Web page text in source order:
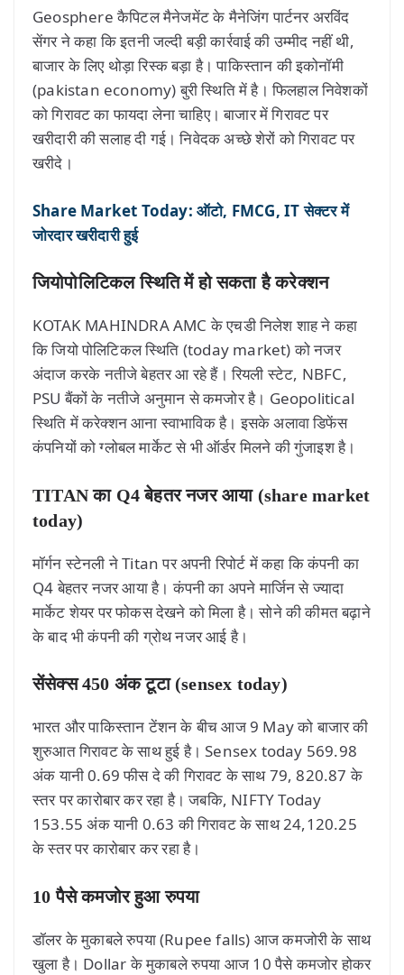
Geosphere कैपिटल मैनेजमेंट के मैनेजिंग पार्टनर अरविंद
सेंगर ने कहा कि इतनी जल्दी बड़ी कार्रवाई की उम्मीद नहीं थी,
बाजार के लिए थोड़ा रिस्क बड़ा है। पाकिस्तान की इकोनॉमी
(pakistan economy) बुरी स्थिति में है। फिलहाल निवेशकों
को गिरावट का फायदा लेना चाहिए। बाजार में गिरावट पर
खरीदारी की सलाह दी गई। निवेदक अच्छे शेरों को गिरावट पर
खरीदे।
Share Market Today: ऑटो, FMCG, IT सेक्टर में
जोरदार खरीदारी हुई
जियोपोलिटिकल स्थिति में हो सकता है करेक्शन
KOTAK MAHINDRA AMC के एचडी निलेश शाह ने कहा
कि जियो पोलिटिकल स्थिति (today market) को नजर
अंदाज करके नतीजे बेहतर आ रहे हैं। रियली स्टेट, NBFC,
PSU बैंकों के नतीजे अनुमान से कमजोर है। Geopolitical
स्थिति में करेक्शन आना स्वाभाविक है। इसके अलावा डिफेंस
कंपनियों को ग्लोबल मार्केट से भी ऑर्डर मिलने की गुंजाइश है।
TITAN का Q4 बेहतर नजर आया (share market
today)
मॉर्गन स्टेनली ने Titan पर अपनी रिपोर्ट में कहा कि कंपनी का
Q4 बेहतर नजर आया है। कंपनी का अपने मार्जिन से ज्यादा
मार्केट शेयर पर फोकस देखने को मिला है। सोने की कीमत बढ़ाने
के बाद भी कंपनी की ग्रोथ नजर आई है।
सेंसेक्स 450 अंक टूटा (sensex today)
भारत और पाकिस्तान टेंशन के बीच आज 9 May को बाजार की
शुरुआत गिरावट के साथ हुई है। Sensex today 569.98
अंक यानी 0.69 फीस दे की गिरावट के साथ 79, 820.87 के
स्तर पर कारोबार कर रहा है। जबकि, NIFTY Today
153.55 अंक यानी 0.63 की गिरावट के साथ 24,120.25
के स्तर पर कारोबार कर रहा है।
10 पैसे कमजोर हुआ रुपया
डॉलर के मुकाबले रुपया (Rupee falls) आज कमजोरी के साथ
खुला है। Dollar के मुकाबले रुपया आज 10 पैसे कमजोर होकर